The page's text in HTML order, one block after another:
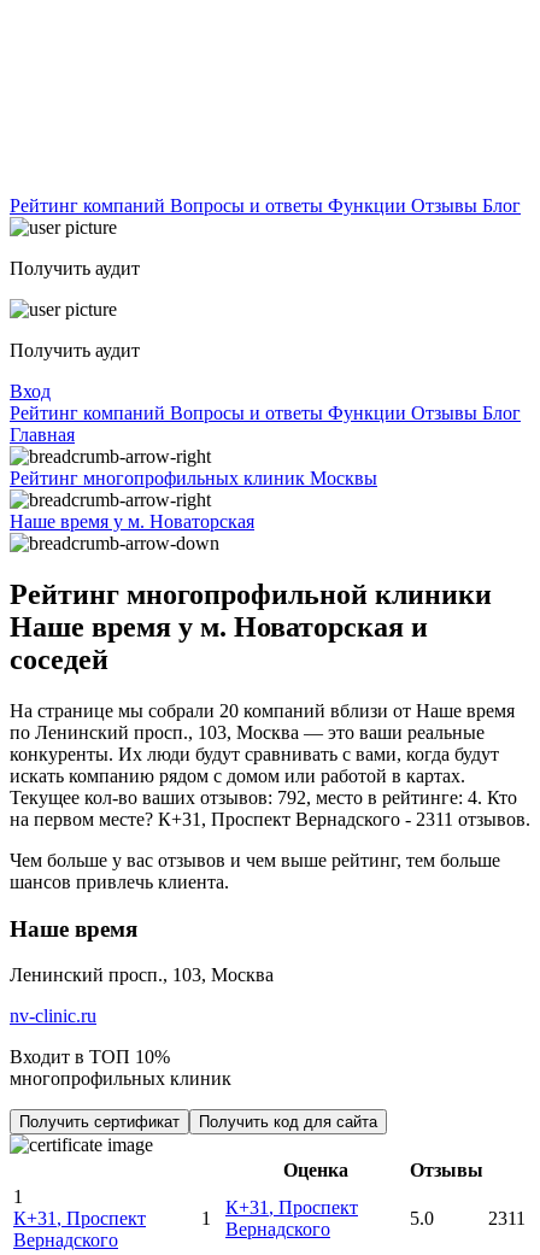
Рейтинг компаний Вопросы и ответы Функции Отзывы Блог
Получить аудит
Получить аудит
Вход
Рейтинг компаний Вопросы и ответы Функции Отзывы Блог
Главная
Рейтинг многопрофильных клиник Москвы
Наше время у м. Новаторская
Рейтинг многопрофильной клиники
Наше время у м. Новаторская и
соседей
На странице мы собрали 20 компаний вблизи от Наше время
по Ленинский просп., 103, Москва — это ваши реальные
конкуренты. Их люди будут сравнивать с вами, когда будут
искать компанию рядом с домом или работой в картах.
Текущее кол-во ваших отзывов: 792, место в рейтинге: 4. Кто
на первом месте? К+31, Проспект Вернадского - 2311 отзывов.
Чем больше у вас отзывов и чем выше рейтинг, тем больше
шансов привлечь клиента.
Наше время
Ленинский просп., 103, Москва
nv-clinic.ru
Входит в ТОП 10%
многопрофильных клиник
Получить сертификат Получить код для сайта
Оценка
Отзывы
1
К+31 , Проспект
Вернадского
1
К+31 , Проспект
Вернадского
5.0 2311